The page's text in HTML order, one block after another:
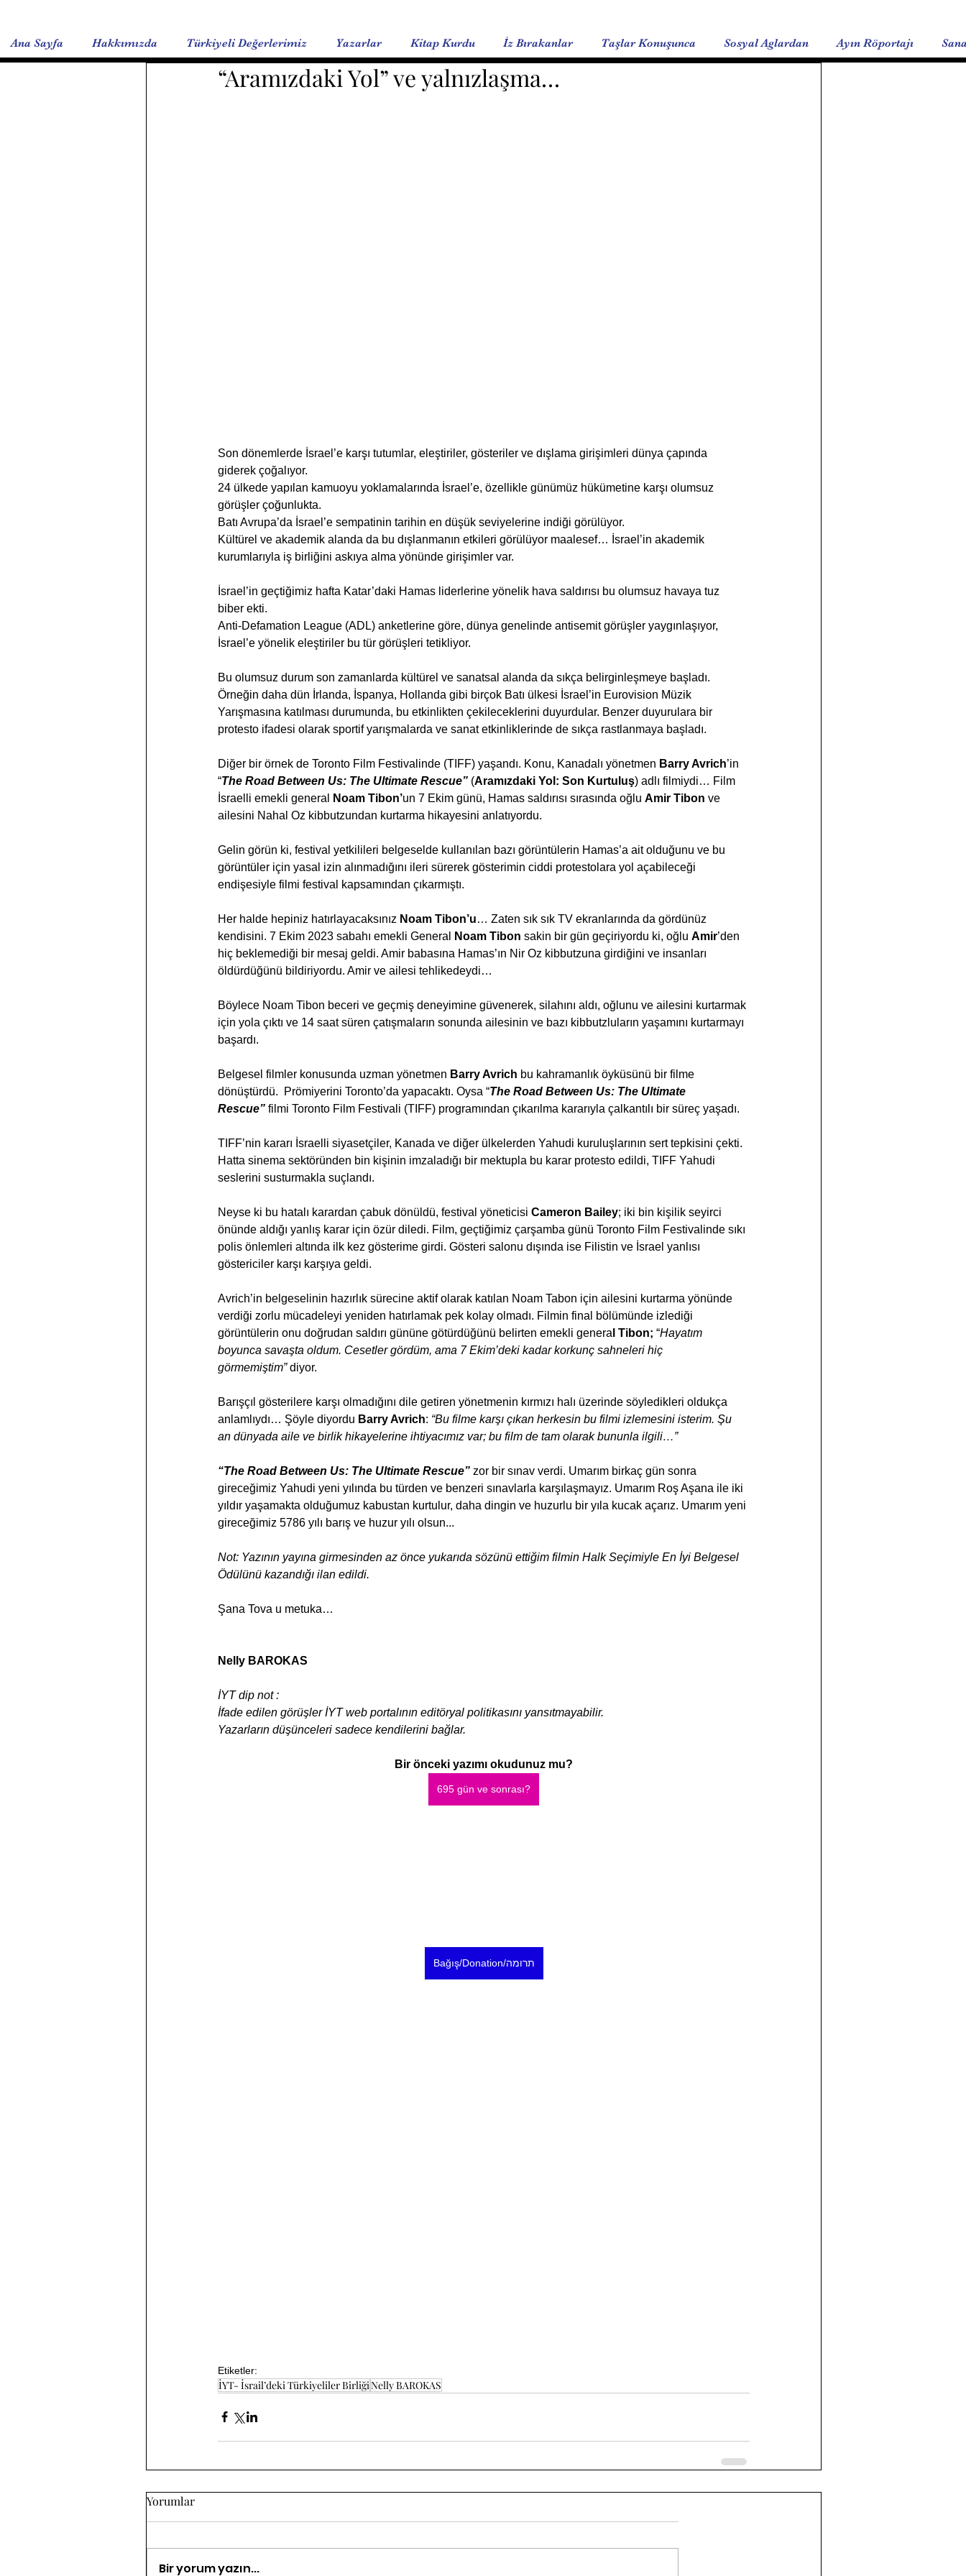
Ana Sayfa Hakkımızda Türkiyeli Değerlerimiz Yazarlar Kitap Kurdu İz Bırakanlar Taşlar Konuşunca Sosyal Aglardan Ayın Röportajı
“Aramızdaki Yol” ve yalnızlaşma…
Son dönemlerde İsrael’e karşı tutumlar, eleştiriler, gösteriler ve dışlama girişimleri dünya çapında
giderek çoğalıyor.
24 ülkede yapılan kamuoyu yoklamalarında İsrael’e, özellikle günümüz hükümetine karşı olumsuz
görüşler çoğunlukta.
Batı Avrupa’da İsrael’e sempatinin tarihin en düşük seviyelerine indiği görülüyor.
Kültürel ve akademik alanda da bu dışlanmanın etkileri görülüyor maalesef… İsrael’in akademik
kurumlarıyla iş birliğini askıya alma yönünde girişimler var.
İsrael’in geçtiğimiz hafta Katar’daki Hamas liderlerine yönelik hava saldırısı bu olumsuz havaya tuz
biber ekti.
Anti-Defamation League (ADL) anketlerine göre, dünya genelinde antisemit görüşler yaygınlaşıyor,
İsrael’e yönelik eleştiriler bu tür görüşleri tetikliyor.
Bu olumsuz durum son zamanlarda kültürel ve sanatsal alanda da sıkça belirginleşmeye başladı.
Örneğin daha dün İrlanda, İspanya, Hollanda gibi birçok Batı ülkesi İsrael’in Eurovision Müzik
Yarışmasına katılması durumunda, bu etkinlikten çekileceklerini duyurdular. Benzer duyurulara bir
protesto ifadesi olarak sportif yarışmalarda ve sanat etkinliklerinde de sıkça rastlanmaya başladı.
Diğer bir örnek de Toronto Film Festivalinde (TIFF) yaşandı. Konu, Kanadalı yönetmen Barry Avrich’in
“The Road Between Us: The Ultimate Rescue” (Aramızdaki Yol: Son Kurtuluş) adlı filmiydi… Film
İsraelli emekli general
Noam Tibon’un 7 Ekim günü, Hamas saldırısı sırasında oğlu Amir Tibon ve
ailesini Nahal Oz kibbutzundan kurtarma hikayesini anlatıyordu.
Gelin görün ki, festival yetkilileri belgeselde kullanılan bazı görüntülerin Hamas’a ait olduğunu ve bu
görüntüler için yasal izin alınmadığını ileri sürerek gösterimin ciddi protestolara yol açabileceği
endişesiyle filmi festival kapsamından çıkarmıştı.
Her halde hepiniz hatırlayacaksınız Noam Tibon’u… Zaten sık sık TV ekranlarında da gördünüz
kendisini. 7 Ekim 2023 sabahı emekli General
Noam Tibon sakin bir gün geçiriyordu ki, oğlu Amir’den
hiç beklemediği bir mesaj geldi. Amir babasına Hamas’ın Nir Oz kibbutzuna girdiğini ve insanları
öldürdüğünü bildiriyordu. Amir ve ailesi tehlikedeydi…
Böylece Noam Tibon beceri ve geçmiş deneyimine güvenerek, silahını aldı, oğlunu ve ailesini kurtarmak
için yola çıktı ve 14 saat süren çatışmaların sonunda ailesinin ve bazı kibbutzluların yaşamını kurtarmayı
başardı.
Belgesel filmler konusunda uzman yönetmen Barry Avrich bu kahramanlık öyküsünü bir filme
dönüştürdü.  Prömiyerini Toronto’da yapacaktı. Oysa “The Road Between Us: The Ultimate
Rescue” filmi Toronto Film Festivali (TIFF) programından çıkarılma kararıyla çalkantılı bir süreç yaşadı.
TIFF’nin kararı İsraelli siyasetçiler, Kanada ve diğer ülkelerden Yahudi kuruluşlarının sert tepkisini çekti.
Hatta sinema sektöründen bin kişinin imzaladığı bir mektupla bu karar protesto edildi, TIFF Yahudi
seslerini susturmakla suçlandı.
Neyse ki bu hatalı karardan çabuk dönüldü, festival yöneticisi Cameron Bailey; iki bin kişilik seyirci
önünde aldığı yanlış karar için özür diledi. Film, geçtiğimiz çarşamba günü Toronto Film Festivalinde sıkı
polis önlemleri altında ilk kez gösterime girdi. Gösteri salonu dışında ise Filistin ve İsrael yanlısı
göstericiler karşı karşıya geldi.
Avrich’in belgeselinin hazırlık sürecine aktif olarak katılan Noam Tabon için ailesini kurtarma yönünde
verdiği zorlu mücadeleyi yeniden hatırlamak pek kolay olmadı. Filmin final bölümünde izlediği
görüntülerin onu doğrudan saldırı gününe götürdüğünü belirten emekli genera l Tibon; “Hayatım
boyunca savaşta oldum. Cesetler gördüm, ama 7 Ekim’deki kadar korkunç sahneleri hiç
görmemiştim” diyor.
Barışçıl gösterilere karşı olmadığını dile getiren yönetmenin kırmızı halı üzerinde söyledikleri oldukça
anlamlıydı… Şöyle diyordu Barry Avrich: “Bu filme karşı çıkan herkesin bu filmi izlemesini isterim. Şu
an dünyada aile ve birlik hikayelerine ihtiyacımız var; bu film de tam olarak bununla ilgili…”
“The Road Between Us: The Ultimate Rescue” zor bir sınav verdi. Umarım birkaç gün sonra
gireceğimiz Yahudi yeni yılında bu türden ve benzeri sınavlarla karşılaşmayız. Umarım Roş Aşana ile iki
yıldır yaşamakta olduğumuz kabustan kurtulur, daha dingin ve huzurlu bir yıla kucak açarız. Umarım yeni
gireceğimiz 5786 yılı barış ve huzur yılı olsun...
Not: Yazının yayına girmesinden az önce yukarıda sözünü ettiğim filmin Halk Seçimiyle En İyi Belgesel
Ödülünü kazandığı ilan edildi.
Şana Tova u metuka…
Nelly BAROKAS
İYT dip not :
İfade edilen görüşler İYT web portalının editöryal politikasını yansıtmayabilir.
Yazarların düşünceleri sadece kendilerini bağlar.
Bir önceki yazımı okudunuz mu?
695 gün ve sonrası?
Bağış/Donation/תרומה
Etiketler:
İYT- İsrail’deki Türkiyeliler BirliğiNelly BAROKAS
Yorumlar
Bir yorum yazın...